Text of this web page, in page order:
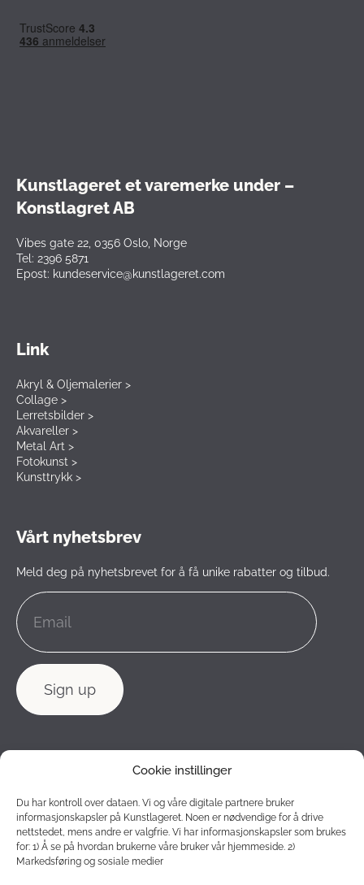
Cookie instillinger
Du har kontroll over dataen. Vi og våre digitale partnere bruker
informasjonskapsler på Kunstlageret. Noen er nødvendige for å drive
nettstedet, mens andre er valgfrie. Vi har informasjonskapsler som brukes
for: 1) Å se på hvordan brukerne våre bruker vår hjemmeside. 2)
Markedsføring og sosiale medier
Kunstlageret et varemerke under –
Konstlagret AB
Vibes gate 22, 0356 Oslo, Norge
Tel: 2396 5871
Epost: kundeservice@kunstlageret.com
Link
Akryl & Oljemalerier >
Collage >
Lerretsbilder >
Akvareller >
Metal Art >
Fotokunst >
Kunsttrykk >
Vårt nyhetsbrev
Meld deg på nyhetsbrevet for å få unike rabatter og tilbud.